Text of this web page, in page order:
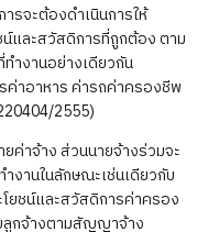
รจะต้องดำเนินการให้
น์และสวัสดิการที่ถูกต้อง ตาม
ำงานอย่างเดียวกัน
ค่าอาหาร ค่ารถค่าครองชีพ
2555)
ค่าจ้าง ส่วนนายจ้างร่วมจะ
งานในลักษณะเช่นเดียวกับ
ยชน์และสวัสดิการค่าครอง
ลูกจ้างตามสัญญาจ้าง